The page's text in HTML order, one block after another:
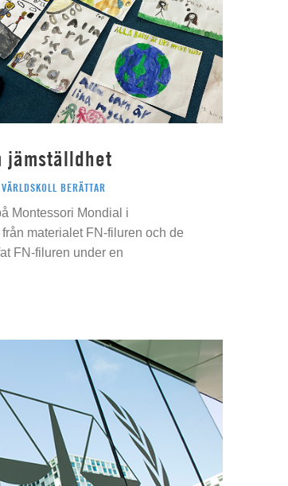
jämställdhet
BERÄTTAR
Montessori Mondial i
materialet FN-filuren och de
FN-filuren under en